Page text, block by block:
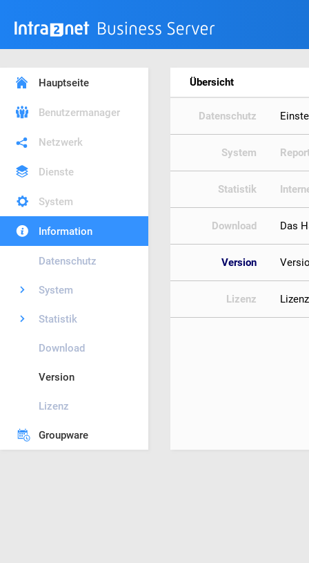
Hauptseite
Benutzermanager
Netzwerk
Dienste
System
Information
Datenschutz
System
Statistik
Download
Version
Lizenz
Groupware
Übersicht
Datenschutz
System
Statistik
Download Das
Version
Lizenz